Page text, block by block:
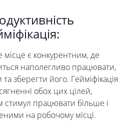
місце є конкурентним, де
наполегливо працювати,
зберегти його. Гейміфікація
обох цих цілей,
працювати більше і
на робочому місці.